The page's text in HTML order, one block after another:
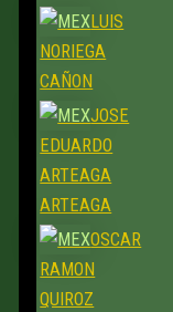
LUIS
NORIEGA
CAÑON
JOSE
EDUARDO
ARTEAGA
ARTEAGA
OSCAR
RAMON
QUIROZ